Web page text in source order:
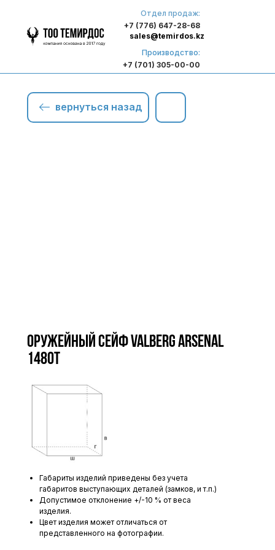
Отдел продаж:
+7 (776) 647-28-68
Производство:
+7 (701) 305-00-00
sales@temirdos.kz
вернуться назад
Оружейный сейф VALBERG ARSENAL
1480Т
Габариты изделий приведены без учета
габаритов выступающих деталей (замков, и т.п.)
Допустимое отклонение +/-10 % от веса
изделия.
Цвет изделия может отличаться от
представленного на фотографии.